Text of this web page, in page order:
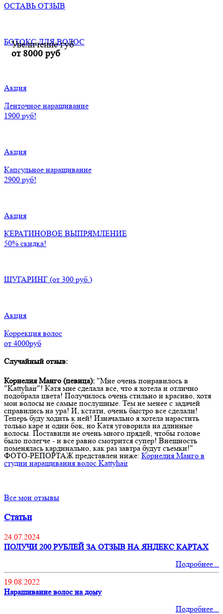
ОСТАВЬ ОТЗЫВ
БОТОКС ДЛЯ ВОЛОС
Увеличение губ
от 8000 руб
Акция
Ленточное наращивание
1900 руб!
Акция
Капсульное наращивание
2900 руб!
Акция
КЕРАТИНОВОЕ ВЫПРЯМЛЕНИЕ
50% скидка!
ШУГАРИНГ (от 300 руб.)
Акция
Коррекция волос
от 4000руб
Случайный отзыв:
Корнелия Манго (певица): "Мне очень понравилось в
"Kattyhair"! Катя мне сделала все, что я хотела и отлично
подобрала цвета! Получилось очень стильно и красиво, хотя
мои волосы не самые послушные. Тем не менее с задачей
справились на ура! И, кстати, очень быстро все сделали!
Теперь буду ходить к ней! Изначально я хотела нарастить
только каре и один бок, но Катя уговорила на длинные
волосы. Поставили не очень много прядей, чтобы голове
было полегче - и все равно смотрится супер! Внешность
поменялась кардинально, как раз завтра будут съемки!"
ФОТО-РЕПОРТАЖ представлен ниже: Корнелия Манго в
студии наращивания волос Kattyhair
Все мои отзывы
Статьи
24.07.2024
ПОЛУЧИ 200 РУБЛЕЙ ЗА ОТЗЫВ НА ЯНДЕКС КАРТАХ
Подробнее...
19.08.2022
Наращивание волос на дому
Подробнее...